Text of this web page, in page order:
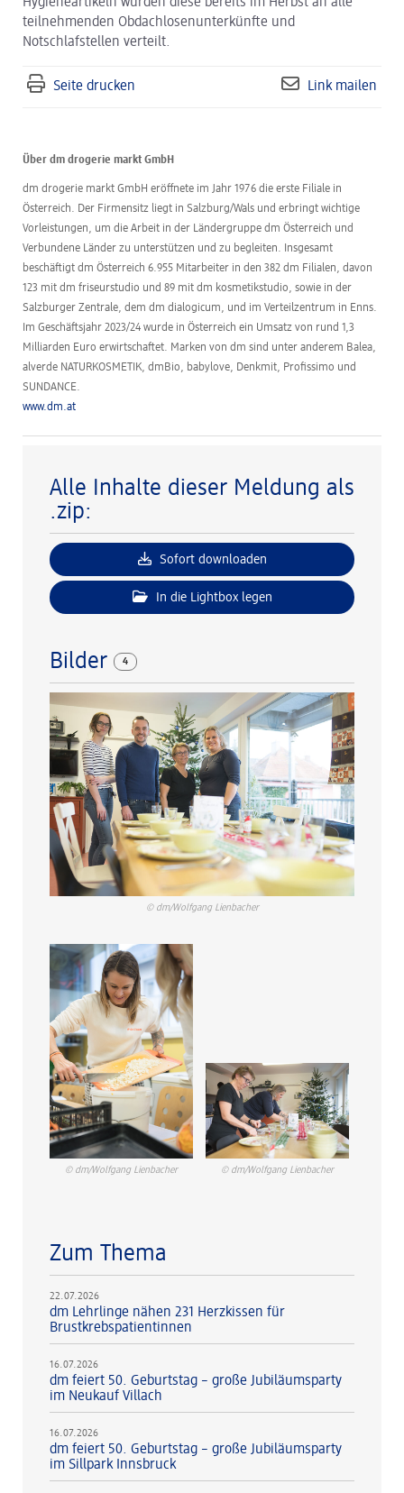
Hygieneartikeln wurden diese bereits im Herbst an alle
teilnehmenden Obdachlosenunterkünfte und
Notschlafstellen verteilt.
Seite drucken Link mailen
Über dm drogerie markt GmbH
dm drogerie markt GmbH eröffnete im Jahr 1976 die erste Filiale in
Österreich. Der Firmensitz liegt in Salzburg/Wals und erbringt wichtige
Vorleistungen, um die Arbeit in der Ländergruppe dm Österreich und
Verbundene Länder zu unterstützen und zu begleiten. Insgesamt
beschäftigt dm Österreich 6.955 Mitarbeiter in den 382 dm Filialen, davon
123 mit dm friseurstudio und 89 mit dm kosmetikstudio, sowie in der
Salzburger Zentrale, dem dm dialogicum, und im Verteilzentrum in Enns.
Im Geschäftsjahr 2023/24 wurde in Österreich ein Umsatz von rund 1,3
Milliarden Euro erwirtschaftet. Marken von dm sind unter anderem Balea,
alverde NATURKOSMETIK, dmBio, babylove, Denkmit, Profissimo und
SUNDANCE.
www.dm.at
Alle Inhalte dieser Meldung als
.zip:
Sofort downloaden
In die Lightbox legen
Bilder 4
© dm/Wolfgang Lienbacher
© dm/Wolfgang Lienbacher © dm/Wolfgang Lienbacher
Zum Thema
22.07.2026
dm Lehrlinge nähen 231 Herzkissen für
Brustkrebspatientinnen
16.07.2026
dm feiert 50. Geburtstag – große Jubiläumsparty
im Neukauf Villach
16.07.2026
dm feiert 50. Geburtstag – große Jubiläumsparty
im Sillpark Innsbruck